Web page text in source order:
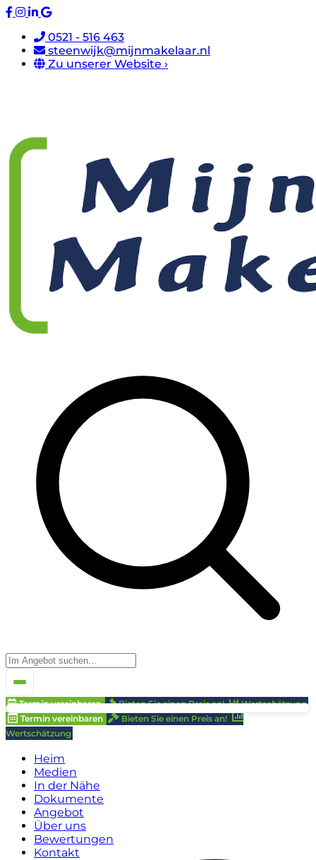
0521 - 516 463
steenwijk@mijnmakelaar.nl
Zu unserer Website ›
Termin vereinbaren Bieten Sie einen Preis an!
Wertschätzung
Termin vereinbaren
Bieten Sie einen Preis an!
Wertschätzung
Heim
Medien
In der Nähe
Dokumente
Angebot
Über uns
Bewertungen
Kontakt